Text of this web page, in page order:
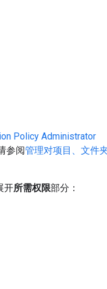
Policy Administrator
参阅管理对项目、文件
开所需权限部分：